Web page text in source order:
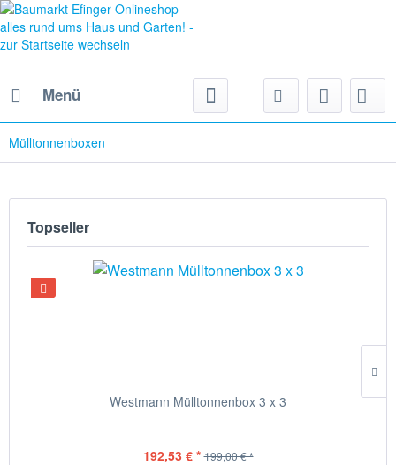
Menü
Mülltonnenboxen
Topseller
Westmann Mülltonnenbox 3 x 3
192,53 € * 199,00 € *